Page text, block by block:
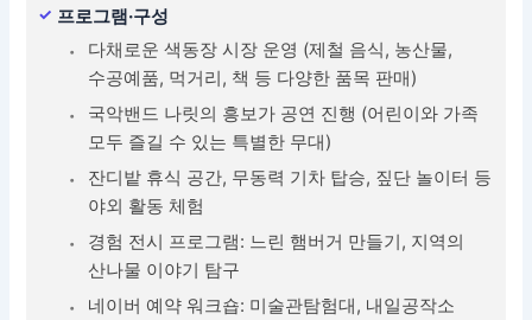
프로그램·구성
다채로운 색동장 시장 운영 (제철 음식, 농산물,
수공예품, 먹거리, 책 등 다양한 품목 판매)
국악밴드 나릿의 흥보가 공연 진행 (어린이와 가족
모두 즐길 수 있는 특별한 무대)
잔디밭 휴식 공간, 무동력 기차 탑승, 짚단 놀이터 등
야외 활동 체험
경험 전시 프로그램: 느린 햄버거 만들기, 지역의
산나물 이야기 탐구
네이버 예약 워크숍: 미술관탐험대, 내일공작소